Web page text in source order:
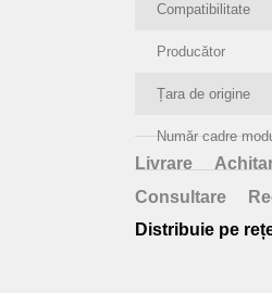
Compatibilitate
Producător
Țara de origine
Număr cadre
Livrare
Consultare
Distribuie pe